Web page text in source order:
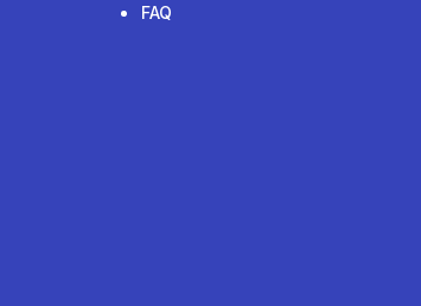
FAQ